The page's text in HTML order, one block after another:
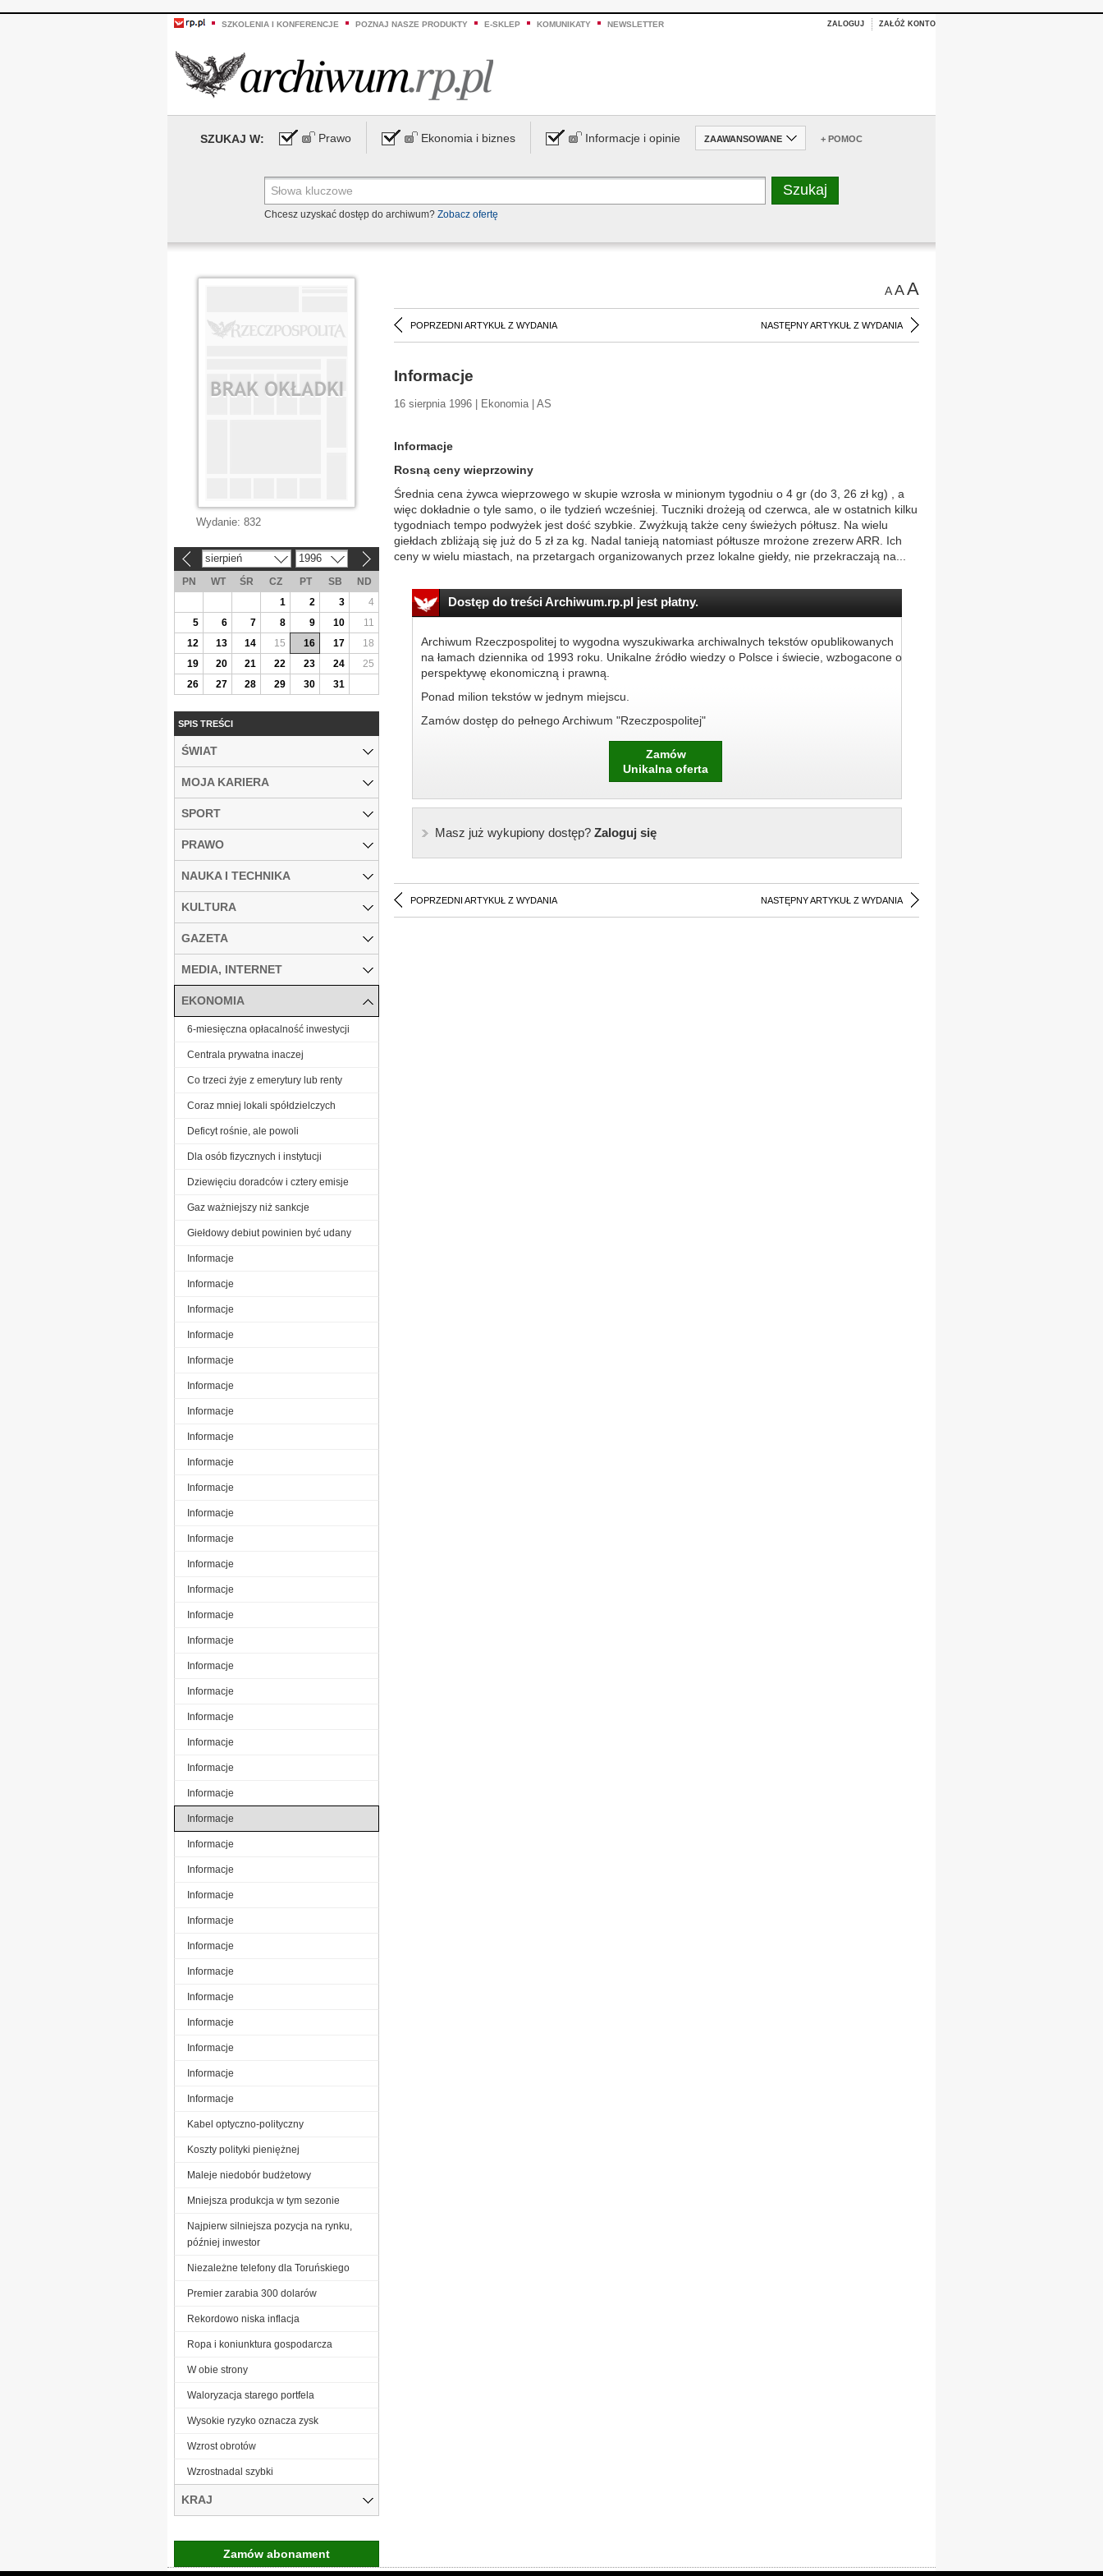
SZKOLENIA I KONFERENCJE POZNAJ NASZE PRODUKTY E-SKLEP KOMUNIKATY NEWSLETTER ZALOGUJ ZAŁÓŻ KONTO
SZUKAJ W: Prawo Ekonomia i biznes Informacje i opinie ZAAWANSOWANE + POMOC
Chcesz uzyskać dostęp do archiwum? Zobacz ofertę
AAA
POPRZEDNI ARTYKUŁ Z WYDANIA NASTĘPNY ARTYKUŁ Z WYDANIA
Informacje
16 sierpnia 1996 | Ekonomia | AS
Informacje
Rosną ceny wieprzowiny
Średnia cena żywca wieprzowego w skupie wzrosła w minionym tygodniu o 4 gr (do 3, 26 zł kg) , a
więc dokładnie o tyle samo, o ile tydzień wcześniej. Tuczniki drożeją od czerwca, ale w ostatnich kilku
tygodniach tempo podwyżek jest dość szybkie. Zwyżkują także ceny świeżych półtusz. Na wielu
giełdach zbliżają się już do 5 zł za kg. Nadal tanieją natomiast półtusze mrożone zrezerw ARR. Ich
ceny w wielu miastach, na przetargach organizowanych przez lokalne giełdy, nie przekraczają na...
Dostęp do treści Archiwum.rp.pl jest płatny.
Archiwum Rzeczpospolitej to wygodna wyszukiwarka archiwalnych tekstów opublikowanych
na łamach dziennika od 1993 roku. Unikalne źródło wiedzy o Polsce i świecie, wzbogacone o
perspektywę ekonomiczną i prawną.
Ponad milion tekstów w jednym miejscu.
Zamów dostęp do pełnego Archiwum "Rzeczpospolitej"
Zamów
Unikalna oferta
Masz już wykupiony dostęp?Zaloguj się
POPRZEDNI ARTYKUŁ Z WYDANIA NASTĘPNY ARTYKUŁ Z WYDANIA
Wydanie: 832
sierpień 1996
PN WT ŚR CZ PT SB
ND
1
2 3
4
5
6 7 8 9 10
11
12
13 14 15 16 17
18
19
20 21 22 23 24
25
26
27 28 29 30 31
SPIS TREŚCI
ŚWIAT
MOJA KARIERA
SPORT
PRAWO
NAUKA I TECHNIKA
KULTURA
GAZETA
MEDIA, INTERNET
EKONOMIA
6-miesięczna opłacalność inwestycji
Centrala prywatna inaczej
Co trzeci żyje z emerytury lub renty
Coraz mniej lokali spółdzielczych
Deficyt rośnie, ale powoli
Dla osób fizycznych i instytucji
Dziewięciu doradców i cztery emisje
Gaz ważniejszy niż sankcje
Giełdowy debiut powinien być udany
Informacje
Informacje
Informacje
Informacje
Informacje
Informacje
Informacje
Informacje
Informacje
Informacje
Informacje
Informacje
Informacje
Informacje
Informacje
Informacje
Informacje
Informacje
Informacje
Informacje
Informacje
Informacje
Informacje
Informacje
Informacje
Informacje
Informacje
Informacje
Informacje
Informacje
Informacje
Informacje
Informacje
Informacje
Kabel optyczno-polityczny
Koszty polityki pieniężnej
Maleje niedobór budżetowy
Mniejsza produkcja w tym sezonie
Najpierw silniejsza pozycja na rynku,
później inwestor
Niezależne telefony dla Toruńskiego
Premier zarabia 300 dolarów
Rekordowo niska inflacja
Ropa i koniunktura gospodarcza
W obie strony
Waloryzacja starego portfela
Wysokie ryzyko oznacza zysk
Wzrost obrotów
Wzrostnadal szybki
KRAJ
Zamów abonament